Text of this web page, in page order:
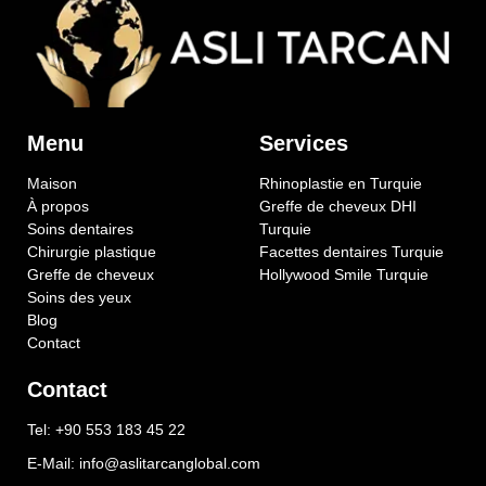
Menu
Maison
À propos
Soins dentaires
Chirurgie plastique
Greffe de cheveux
Soins des yeux
Blog
Contact
Services
Rhinoplastie en Turquie
Greffe de cheveux DHI
Turquie
Facettes dentaires Turquie
Hollywood Smile Turquie
Contact
Tel: +90 553 183 45 22
E-Mail: info@aslitarcanglobal.com